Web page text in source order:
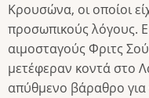
Κρουσώνα, οι οποίοι
προσωπικούς λόγους.
αιμοσταγούς Φριτς
μετέφεραν κοντά στο
απύθμενο βάραθρο